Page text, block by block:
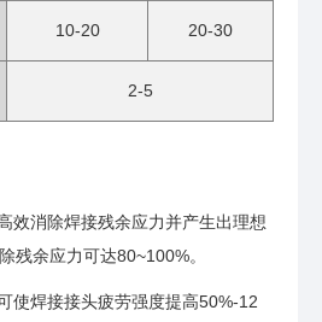
10-20 20-30
2-5
高效消除焊接残余应力并产生出理想
残余应力可达80~100%。
可使焊接接头疲劳强度提高50%-12